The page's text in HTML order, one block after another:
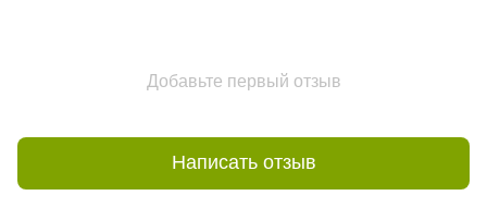
Добавьте первый отзыв
Написать отзыв